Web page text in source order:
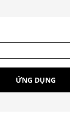
ỨNG DỤNG